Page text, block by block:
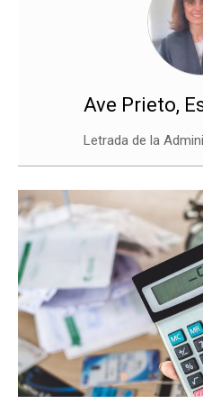
Ave Prieto,
Letrada de la